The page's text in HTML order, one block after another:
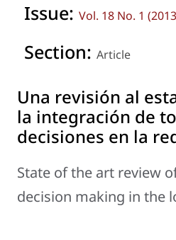
Issue: Vol. 18 No. 1
Section: Article
Una revisión al
la integración de
decisiones en la
State of the art review
decision making in the